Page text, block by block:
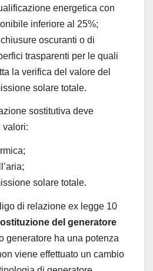
energetica con
inferiore al 25%;
oscuranti o di
trasparenti per le quali
la verifica del valore del
solare totale.
sostitutiva deve
valori:
solare totale.
di relazione ex legge 10
del generatore
generatore ha una potenza
viene effettuato un cambio